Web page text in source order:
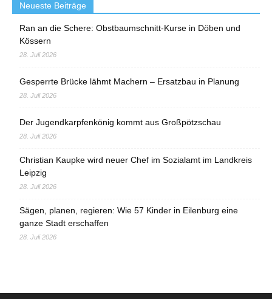
Neueste Beiträge
Ran an die Schere: Obstbaumschnitt-Kurse in Döben und
Kössern
28. Juli 2026
Gesperrte Brücke lähmt Machern – Ersatzbau in Planung
28. Juli 2026
Der Jugendkarpfenkönig kommt aus Großpötzschau
28. Juli 2026
Christian Kaupke wird neuer Chef im Sozialamt im Landkreis
Leipzig
28. Juli 2026
Sägen, planen, regieren: Wie 57 Kinder in Eilenburg eine
ganze Stadt erschaffen
28. Juli 2026